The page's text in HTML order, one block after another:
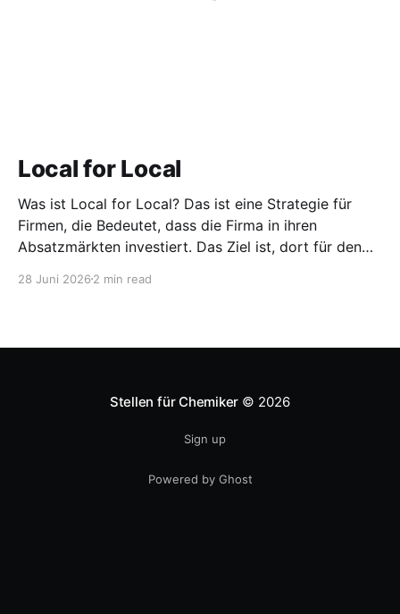
Local for Local
Was ist Local for Local? Das ist eine Strategie für
Firmen, die Bedeutet, dass die Firma in ihren
Absatzmärkten investiert. Das Ziel ist, dort für den
entwickeln. Diese Strategie ist von Toyota bekannt,
28 Juni 2026 2 min read
Stellen für Chemiker © 2026
Sign up
Powered by Ghost